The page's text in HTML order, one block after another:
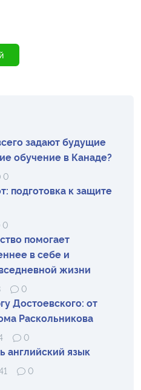
задают будущие
обучение в Канаде?
0
подготовка к защите
0
помогает
в себе и
жизни
0
Достоевского: от
Раскольникова
0
английский язык
0